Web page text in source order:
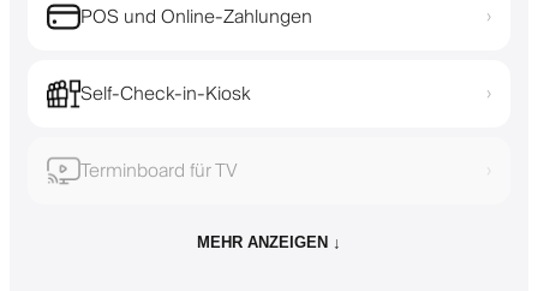
POS und Online-Zahlungen ›
Self-Check-in-Kiosk ›
Terminboard für TV ›
MEHR ANZEIGEN ↓